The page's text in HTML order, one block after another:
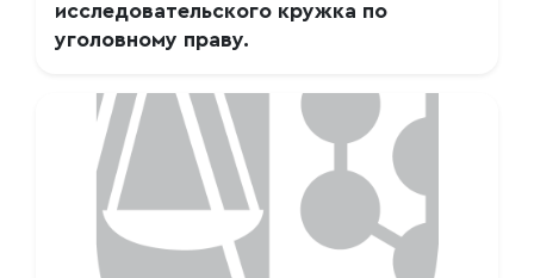
исследовательского кружка по
уголовному праву.